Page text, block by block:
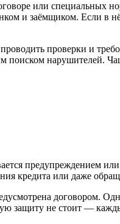
или специальных
и заёмщиком. Если в
проверки и
поиском нарушителей.
предупреждением
кредита или даже
договором.
защиту не стоит —